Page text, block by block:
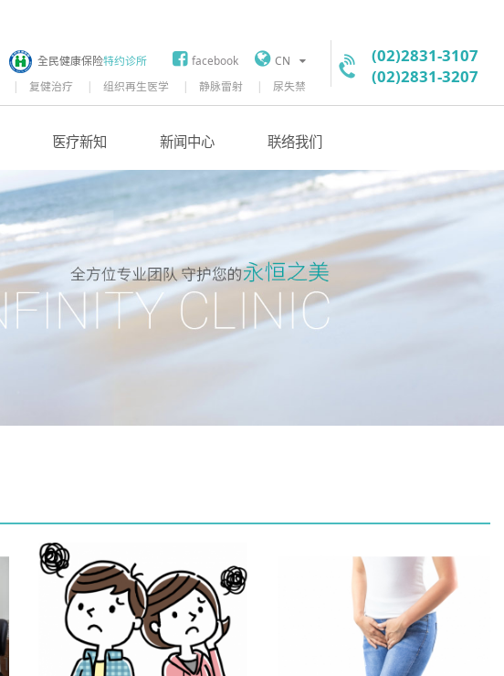
CN
facebook
全民健康保险特约诊所
复健治疗 组织再生医学 静脉雷射 尿失禁
(02)2831-3107
(02)2831-3207
医疗新知 新闻中心 联络我们